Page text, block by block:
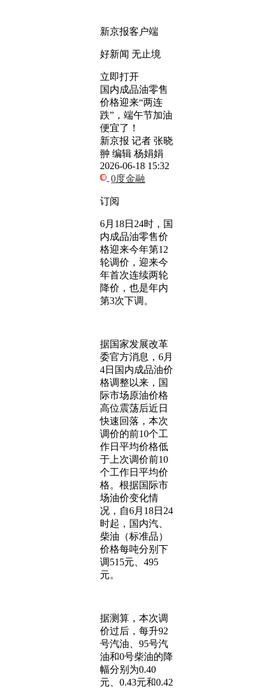
新京报客户端
好新闻 无止境
立即打开
国内成品油零售
价格迎来“两连
跌”，端午节加油
便宜了！
新京报 记者 张晓
翀 编辑 杨娟娟
2026-06-18 15:32
0度金融
订阅
6月18日24时，国
内成品油零售价
格迎来今年第12
轮调价，迎来今
年首次连续两轮
降价，也是年内
第3次下调。
据国家发展改革
委官方消息，6月
4日国内成品油价
格调整以来，国
际市场原油价格
高位震荡后近日
快速回落，本次
调价的前10个工
作日平均价格低
于上次调价前10
个工作日平均价
格。根据国际市
场油价变化情
况，自6月18日24
时起，国内汽、
柴油（标准品）
价格每吨分别下
调515元、495
元。
据测算，本次调
价过后，每升92
号汽油、95号汽
油和0号柴油的降
幅分别为0.40
元、0.43元和0.42